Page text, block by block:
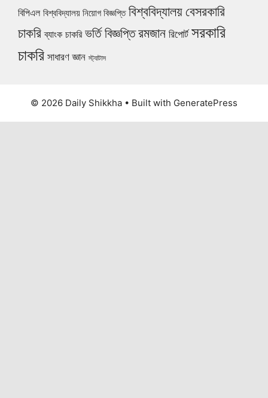
বিপিএল বিশ্ববিদ্যালয় নিয়োগ বিজ্ঞপ্তি বিশ্ববিদ্যালয়বেসরকারি
চাকরি ব্যাংক চাকরি ভর্তি বিজ্ঞপ্তিরমজান রিপোর্ট সরকারি
চাকরি সাধারণ জ্ঞান স্ট্যাটাস
© 2026 Daily Shikkha • Built with GeneratePress